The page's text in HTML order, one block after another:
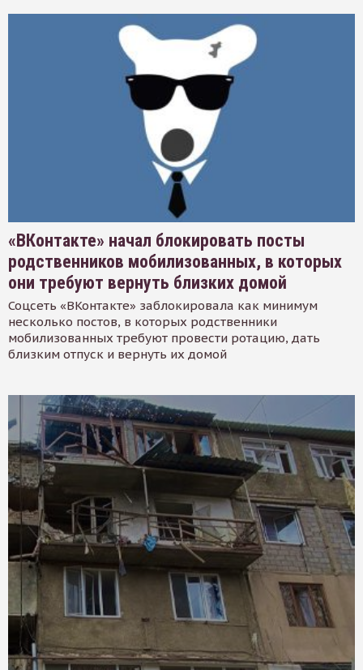
«ВКонтакте» начал блокировать посты
родственников мобилизованных, в которых
они требуют вернуть близких домой
Соцсеть «ВКонтакте» заблокировала как минимум
несколько постов, в которых родственники
мобилизованных требуют провести ротацию, дать
близким отпуск и вернуть их домой